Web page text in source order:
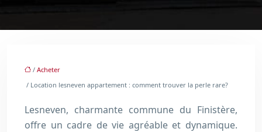
/ Acheter
/ Location lesneven appartement : comment trouver la perle rare?
Lesneven, charmante commune du Finistère,
offre un cadre de vie agréable et dynamique.